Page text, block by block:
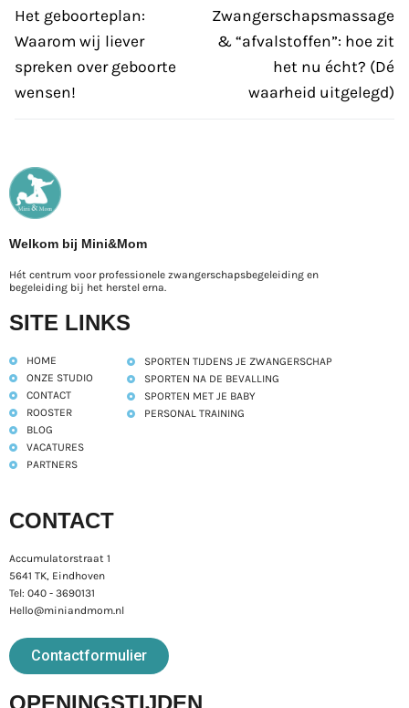
Het geboorteplan:
Waarom wij liever
spreken over geboorte
wensen!
Zwangerschapsmassage
& “afvalstoffen”: hoe zit
het nu écht? (Dé
waarheid uitgelegd)
Welkom bij Mini&Mom
Hét centrum voor professionele zwangerschapsbegeleiding en
begeleiding bij het herstel erna.
SITE LINKS
HOME
ONZE STUDIO
CONTACT
ROOSTER
BLOG
VACATURES
PARTNERS
SPORTEN TIJDENS JE ZWANGERSCHAP
SPORTEN NA DE BEVALLING
SPORTEN MET JE BABY
PERSONAL TRAINING
CONTACT
Accumulatorstraat 1
5641 TK, Eindhoven
Tel: 040 - 3690131
Hello@miniandmom.nl
Contactformulier
OPENINGSTIJDEN